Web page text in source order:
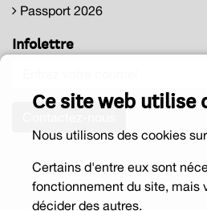
Passport 2026
Infolettre
Ce site web utilise
Nous utilisons des cookies
Certains d'entre eux sont
fonctionnement du site, mais
décider des autres.